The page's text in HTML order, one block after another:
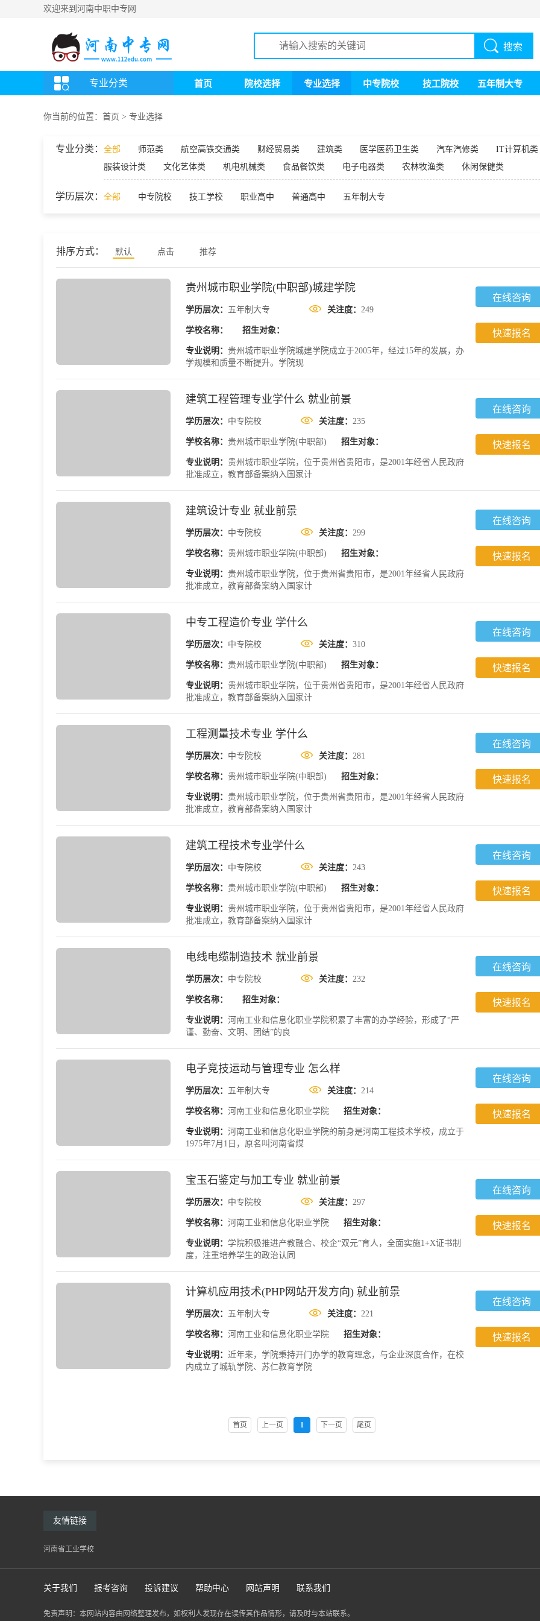
欢迎来到河南中职中专网
搜索
专业分类 首页 院校选择 专业选择 中专院校 技工院校 五年制大专
你当前的位置： 首页 > 专业选择
专业分类： 全部 师范类 航空高铁交通类 财经贸易类 建筑类 医学医药卫生类 汽车汽修类
IT计算机类
服装设计类
文化艺体类 机电机械类 食品餐饮类 电子电器类 农林牧渔类 休闲保健类
学历层次： 全部 中专院校 技工学校 职业高中 普通高中 五年制大专
排序方式： 默认 点击 推荐
贵州城市职业学院(中职部)城建学院
学历层次： 五年制大专 关注度： 249
学校名称： 招生对象：
专业说明： 贵州城市职业学院城建学院成立于2005年，经过15年的发展，办
学规模和质量不断提升。学院现
在线咨询
快速报名
建筑工程管理专业学什么 就业前景
学历层次： 中专院校 关注度： 235
学校名称： 贵州城市职业学院(中职部) 招生对象：
专业说明： 贵州城市职业学院，位于贵州省贵阳市，是2001年经省人民政府
批准成立，教育部备案纳入国家计
在线咨询
快速报名
建筑设计专业 就业前景
学历层次： 中专院校 关注度： 299
学校名称： 贵州城市职业学院(中职部) 招生对象：
专业说明： 贵州城市职业学院，位于贵州省贵阳市，是2001年经省人民政府
批准成立，教育部备案纳入国家计
在线咨询
快速报名
中专工程造价专业 学什么
学历层次： 中专院校 关注度： 310
学校名称： 贵州城市职业学院(中职部) 招生对象：
专业说明： 贵州城市职业学院，位于贵州省贵阳市，是2001年经省人民政府
批准成立，教育部备案纳入国家计
在线咨询
快速报名
工程测量技术专业 学什么
学历层次： 中专院校 关注度： 281
学校名称： 贵州城市职业学院(中职部) 招生对象：
专业说明： 贵州城市职业学院，位于贵州省贵阳市，是2001年经省人民政府
批准成立，教育部备案纳入国家计
在线咨询
快速报名
建筑工程技术专业学什么
学历层次： 中专院校 关注度： 243
学校名称： 贵州城市职业学院(中职部) 招生对象：
专业说明： 贵州城市职业学院，位于贵州省贵阳市，是2001年经省人民政府
批准成立，教育部备案纳入国家计
在线咨询
快速报名
电线电缆制造技术 就业前景
学历层次： 中专院校 关注度： 232
学校名称： 招生对象：
专业说明： 河南工业和信息化职业学院积累了丰富的办学经验，形成了“严
谨、勤奋、文明、团结”的良
在线咨询
快速报名
电子竞技运动与管理专业 怎么样
学历层次： 五年制大专 关注度： 214
学校名称： 河南工业和信息化职业学院 招生对象：
专业说明： 河南工业和信息化职业学院的前身是河南工程技术学校，成立于
1975年7月1日，原名叫河南省煤
在线咨询
快速报名
宝玉石鉴定与加工专业 就业前景
学历层次： 中专院校 关注度： 297
学校名称： 河南工业和信息化职业学院 招生对象：
专业说明： 学院积极推进产教融合、校企“双元”育人，全面实施1+X证书制
度，注重培养学生的政治认同
在线咨询
快速报名
计算机应用技术(PHP网站开发方向) 就业前景
学历层次： 五年制大专 关注度： 221
学校名称： 河南工业和信息化职业学院 招生对象：
专业说明： 近年来，学院秉持开门办学的教育理念，与企业深度合作，在校
内成立了城轨学院、苏仁教育学院
在线咨询
快速报名
首页 上一页 1 下一页 尾页
友情链接
河南省工业学校
关于我们 报考咨询 投诉建议 帮助中心 网站声明 联系我们
免责声明：本网站内容由网络整理发布，如权利人发现存在误传其作品情形，请及时与本站联系。